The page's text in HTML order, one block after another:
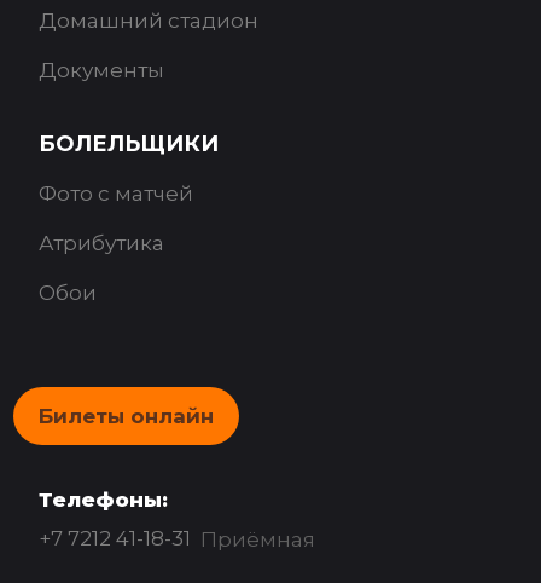
Домашний стадион
Документы
БОЛЕЛЬЩИКИ
Фото с матчей
Атрибутика
Обои
Билеты онлайн
Телефоны:
+7 7212 41-18-31 Приёмная